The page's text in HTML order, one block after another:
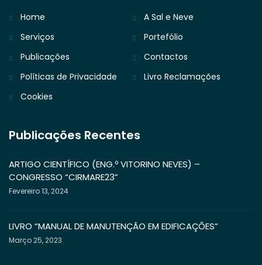
Home
A Sal e Neve
Serviços
Portefólio
Publicações
Contactos
Políticas de Privacidade
Livro Reclamações
Cookies
Publicações Recentes
ARTIGO CIENTÍFICO (ENG.º VITORINO NEVES) –
CONGRESSO “CIRMARE23”
Fevereiro 13, 2024
LIVRO “MANUAL DE MANUTENÇÃO EM EDIFICAÇÕES”
Março 25, 2023